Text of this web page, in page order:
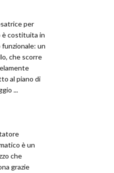
per
è costituita in
funzionale: un
che scorre
al piano di
...
è un
che
grazie